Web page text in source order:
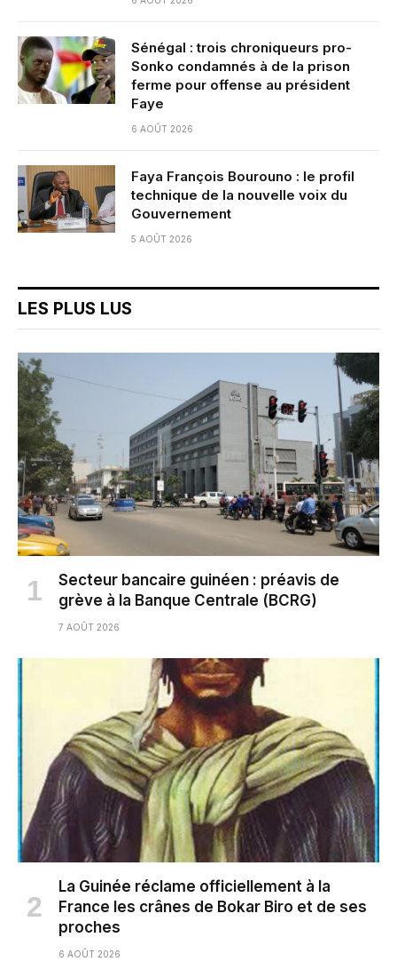
Sénégal : trois chroniqueurs pro-
Sonko condamnés à de la prison
ferme pour offense au président
Faye
6 AOÛT 2026
Faya François Bourouno : le profil
technique de la nouvelle voix du
Gouvernement
5 AOÛT 2026
LES PLUS LUS
Secteur bancaire guinéen : préavis de
grève à la Banque Centrale (BCRG)
7 AOÛT 2026
La Guinée réclame officiellement à la
France les crânes de Bokar Biro et de ses
proches
6 AOÛT 2026